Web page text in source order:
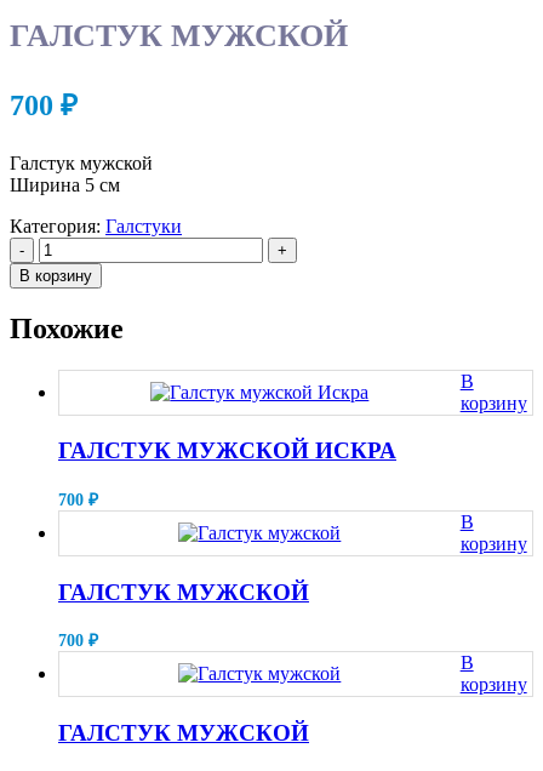
ГАЛСТУК МУЖСКОЙ
700 ₽
Галстук мужской
Ширина 5 см
Категория: Галстуки
-
+
В корзину
Похожие
В
корзину
ГАЛСТУК МУЖСКОЙ ИСКРА
700 ₽
В
корзину
ГАЛСТУК МУЖСКОЙ
700 ₽
В
корзину
ГАЛСТУК МУЖСКОЙ